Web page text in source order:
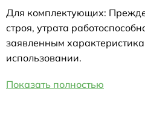
Для комплектующих:
строя, утрата
заявленным
использовании.
Показать полностью